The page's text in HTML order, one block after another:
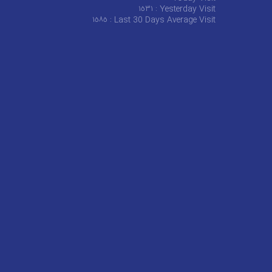
Yesterday Visit : ١٥٣١
Last 30 Days Average Visit : ١٥٨٥